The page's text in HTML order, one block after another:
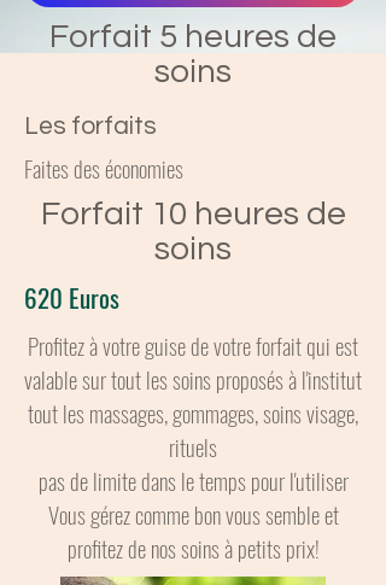
Forfait 5 heures de
soins
Les forfaits
Faites des économies
Forfait 10 heures de
soins
620 Euros
Profitez à votre guise de votre forfait qui est
valable sur tout les soins proposés à l'institut
tout les massages, gommages, soins visage,
rituels
pas de limite dans le temps pour l'utiliser
Vous gérez comme bon vous semble et
profitez de nos soins à petits prix!